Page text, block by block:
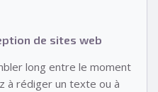
de sites web
long entre le moment
à rédiger un texte ou à